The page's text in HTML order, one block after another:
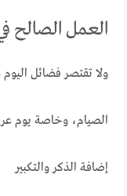
العمل الصالح
ولا تقتصر فضائل
الصيام، وخاصة يوم
إضافة الذكر والتكبير